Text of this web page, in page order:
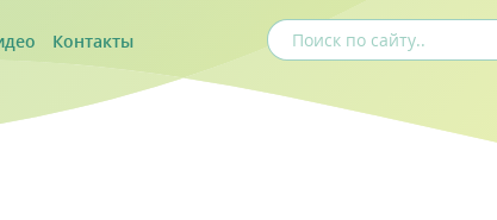
Контакты